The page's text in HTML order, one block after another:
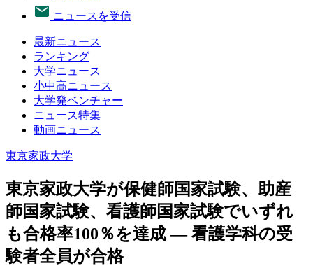
ニュースを受信
最新ニュース
ランキング
大学ニュース
小中高ニュース
大学発ベンチャー
ニュース特集
動画ニュース
東京家政大学
東京家政大学が保健師国家試験、助産
師国家試験、看護師国家試験でいずれ
も合格率100％を達成 — 看護学科の受
験者全員が合格